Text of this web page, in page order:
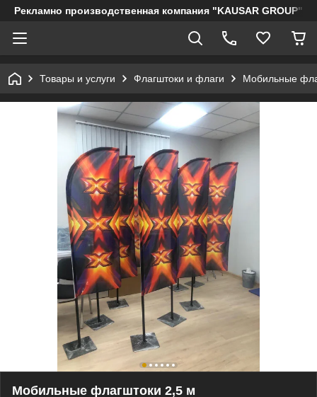
Рекламно производственная компания "KAUSAR GROUP"
Товары и услуги Флагштоки и флаги Мобильные
Мобильные флагштоки 2,5 м